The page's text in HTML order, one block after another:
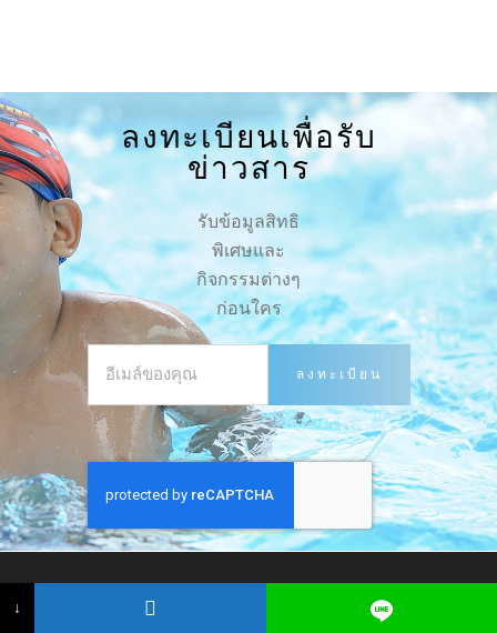
ลงทะเบียนเพื่อรับ
ข่าวสาร
รับข้อมูลสิทธิ
พิเศษและ
กิจกรรมต่างๆ
ก่อนใคร
↓